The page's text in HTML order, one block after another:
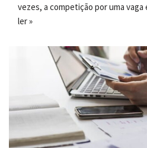
vezes, a competição por uma
ler »